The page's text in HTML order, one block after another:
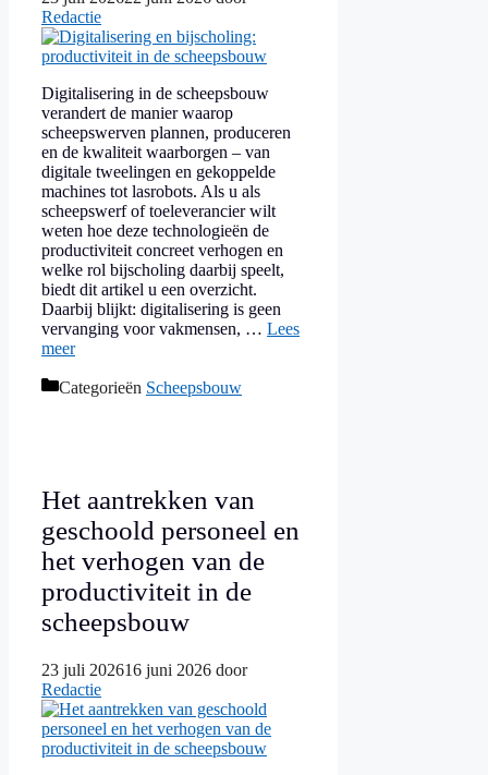
Redactie
Digitalisering in de scheepsbouw
verandert de manier waarop
scheepswerven plannen, produceren
en de kwaliteit waarborgen – van
digitale tweelingen en gekoppelde
machines tot lasrobots. Als u als
scheepswerf of toeleverancier wilt
weten hoe deze technologieën de
productiviteit concreet verhogen en
welke rol bijscholing daarbij speelt,
biedt dit artikel u een overzicht.
Daarbij blijkt: digitalisering is geen
vervanging voor vakmensen, … Lees
meer
Categorieën Scheepsbouw
Het aantrekken van
geschoold personeel en
het verhogen van de
productiviteit in de
scheepsbouw
23 juli 202616 juni 2026 door
Redactie